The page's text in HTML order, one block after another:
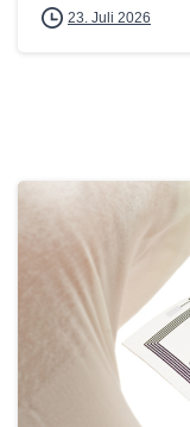
23. Juli 2026